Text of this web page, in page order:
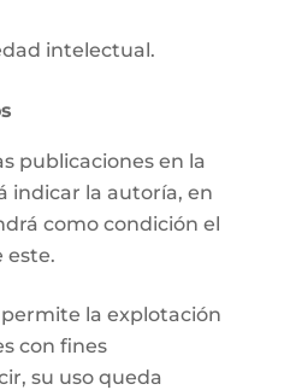
intelectual.
publicaciones en la
indicar la autoría, en
como condición el
este.
la explotación
con fines
su uso queda